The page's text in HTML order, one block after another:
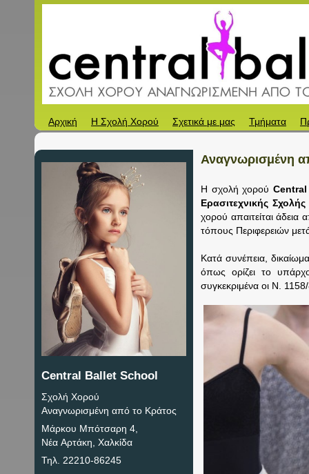
Αρχική Η Σχολή Χορού Σχετικά με μας Τμήματα
Central Ballet School
Σχολή Χορού
Αναγνωρισμένη από το Κράτος
Μάρκου Μπότσαρη 4,
Νέα Αρτάκη, Χαλκίδα
Τηλ. 22210-86245
Αναγνωρισμένη
Η σχολή χορού
Ερασιτεχνικής
χορού απαιτείται
τόπους Περιφερειών
Κατά συνέπεια,
όπως ορίζει το
συγκεκριμένα οι Ν.